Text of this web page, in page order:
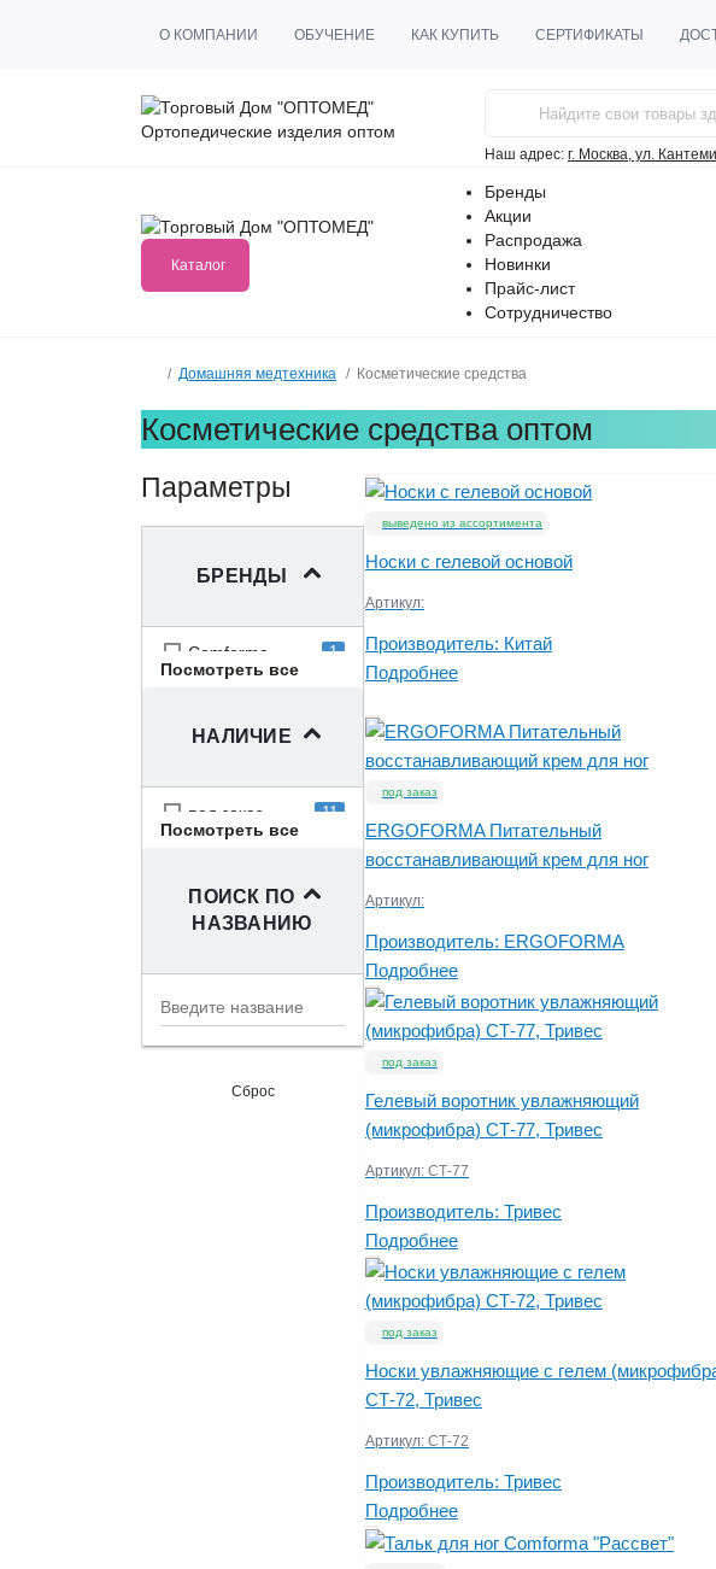
О КОМПАНИИ ОБУЧЕНИЕ КАК КУПИТЬ СЕРТИФИКАТЫ
Ортопедические изделия оптом
Наш адрес: г. Москва, ул.
Каталог
Бренды
Акции
Распродажа
Новинки
Прайс-лист
Сотрудничество
Домашняя медтехника Косметические средства
Косметические средства оптом
Параметры
БРЕНДЫ
Comforma 1
ERGOFORMA
OPPO
Тривес 6
Посмотреть все
НАЛИЧИЕ
под заказ 11
выведено из
на складе
сняли с
Посмотреть все
ПОИСК ПО
НАЗВАНИЮ
Сброс
выведено из ассортимента
Носки с гелевой основой
Артикул:
Производитель: Китай
Подробнее
под заказ
ERGOFORMA Питательный
восстанавливающий крем для ног
Артикул:
Производитель: ERGOFORMA
Подробнее
под заказ
Гелевый воротник увлажняющий
(микрофибра) СТ-77, Тривес
Артикул: СТ-77
Производитель: Тривес
Подробнее
под заказ
Носки увлажняющие с гелем
СТ-72, Тривес
Артикул: СТ-72
Производитель: Тривес
Подробнее